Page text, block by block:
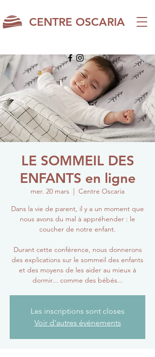
CENTRE OSCARIA
LE SOMMEIL DES
ENFANTS en ligne
mer. 20 mars
  |
Centre Oscaria
Dans la vie de parent, il y a un moment que
nous avons du mal à appréhender : le
coucher de notre enfant.
Durant cette conférence, nous donnerons
des explications sur le sommeil des enfants
et des moyens de les aider au mieux à
dormir... comme des bébés...
Les inscriptions sont closes
Voir d'autres événements